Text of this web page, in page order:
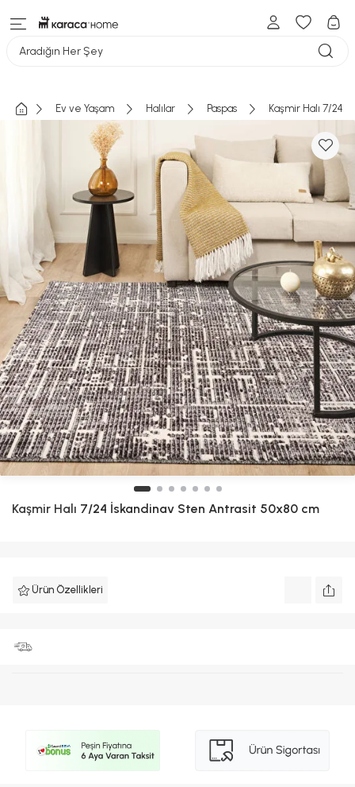
Aradığın Her Şey
Ev ve Yaşam Halılar Paspas Kaşmir Halı 7/24
Kaşmir Halı 7/24 İskandinav Sten Antrasit 50x80 cm
Ürün Özellikleri